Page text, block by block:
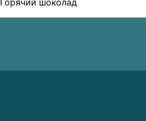
Горячий шоколад